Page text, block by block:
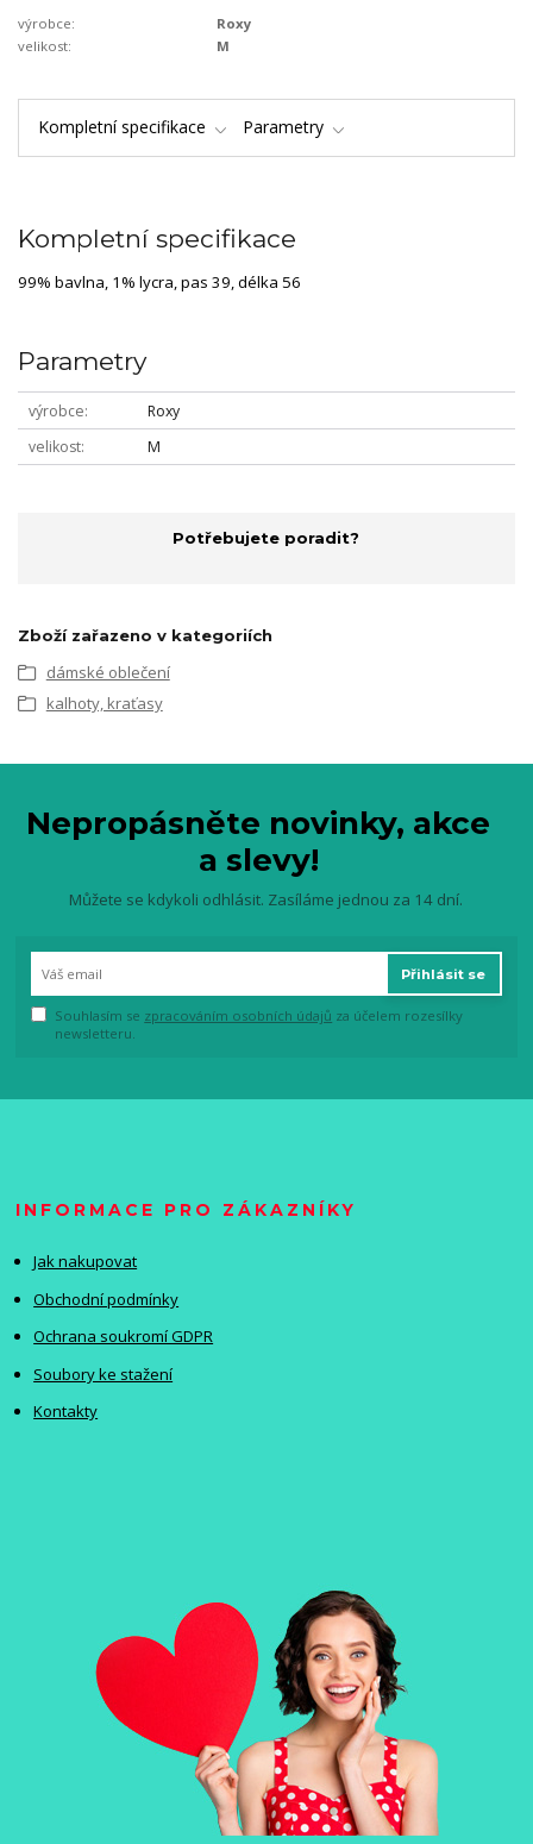
výrobce:
Roxy
velikost:
M
Kompletní specifikace Parametry
Kompletní specifikace
99% bavlna, 1% lycra, pas 39, délka 56
Parametry
výrobce
Roxy
velikost
M
Potřebujete poradit?
Zboží zařazeno v kategoriích
dámské oblečení
kalhoty, kraťasy
Nepropásněte novinky, akce
a slevy!
Můžete se kdykoli odhlásit. Zasíláme jednou za 14 dní.
Přihlásit se
Souhlasím se zpracováním osobních údajů za účelem rozesílky
newsletteru.
INFORMACE PRO ZÁKAZNÍKY
Jak nakupovat
Obchodní podmínky
Ochrana soukromí GDPR
Soubory ke stažení
Kontakty